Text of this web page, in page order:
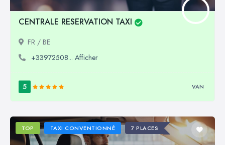
CENTRALE RESERVATION TAXI
FR / BE
+33972508... Afficher
5 VAN
TOP TAXI CONVENTIONNÉ 7 PLACES